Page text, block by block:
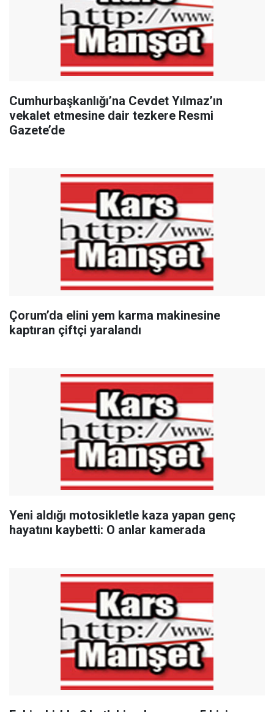
Cumhurbaşkanlığı’na Cevdet Yılmaz’ın
vekalet etmesine dair tezkere Resmi
Gazete’de
Çorum’da elini yem karma makinesine
kaptıran çiftçi yaralandı
Yeni aldığı motosikletle kaza yapan genç
hayatını kaybetti: O anlar kamerada